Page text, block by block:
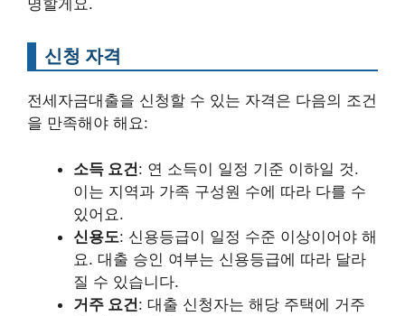
명할게요.
신청 자격
전세자금대출을 신청할 수 있는 자격은 다음의 조건
을 만족해야 해요:
소득 요건: 연 소득이 일정 기준 이하일 것.
이는 지역과 가족 구성원 수에 따라 다를 수
있어요.
신용도: 신용등급이 일정 수준 이상이어야 해
요. 대출 승인 여부는 신용등급에 따라 달라
질 수 있습니다.
거주 요건: 대출 신청자는 해당 주택에 거주